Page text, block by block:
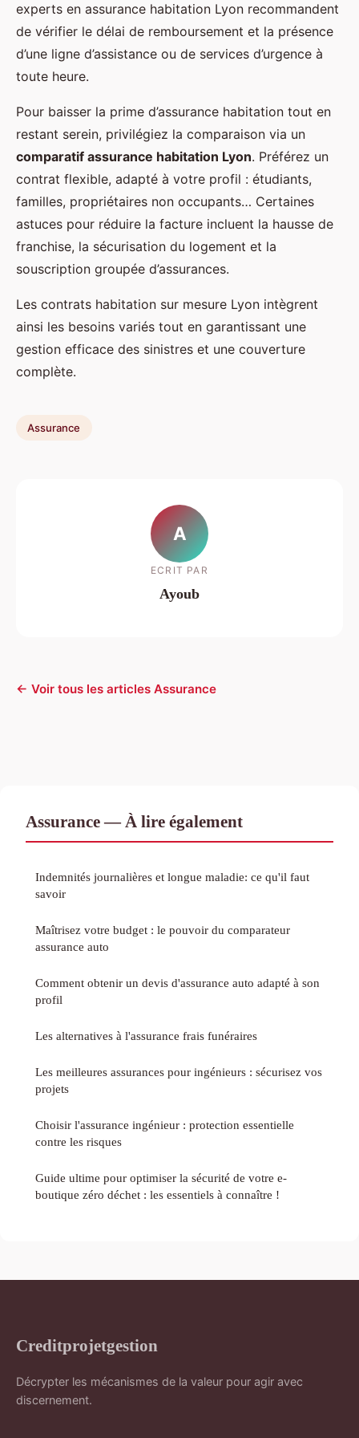
experts en assurance habitation Lyon recommandent
de vérifier le délai de remboursement et la présence
d’une ligne d’assistance ou de services d’urgence à
toute heure.
Pour baisser la prime d’assurance habitation tout en
restant serein, privilégiez la comparaison via un
comparatif assurance habitation Lyon. Préférez un
contrat flexible, adapté à votre profil : étudiants,
familles, propriétaires non occupants… Certaines
astuces pour réduire la facture incluent la hausse de
franchise, la sécurisation du logement et la
souscription groupée d’assurances.
Les contrats habitation sur mesure Lyon intègrent
ainsi les besoins variés tout en garantissant une
gestion efficace des sinistres et une couverture
complète.
Assurance
A
ECRIT PAR
Ayoub
← Voir tous les articles Assurance
Assurance — À lire également
Indemnités journalières et longue maladie: ce qu'il faut
savoir
Maîtrisez votre budget : le pouvoir du comparateur
assurance auto
Comment obtenir un devis d'assurance auto adapté à son
profil
Les alternatives à l'assurance frais funéraires
Les meilleures assurances pour ingénieurs : sécurisez vos
projets
Choisir l'assurance ingénieur : protection essentielle
contre les risques
Guide ultime pour optimiser la sécurité de votre e-
boutique zéro déchet : les essentiels à connaître !
Creditprojetgestion
Décrypter les mécanismes de la valeur pour agir avec
discernement.